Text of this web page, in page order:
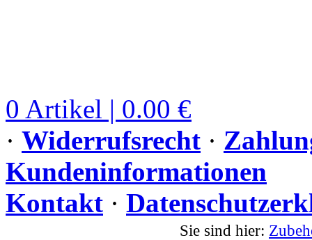
0 Artikel | 0.00 €
· Widerrufsrecht ·
Kundeninformationen
Kontakt ·
Sie sind hier: